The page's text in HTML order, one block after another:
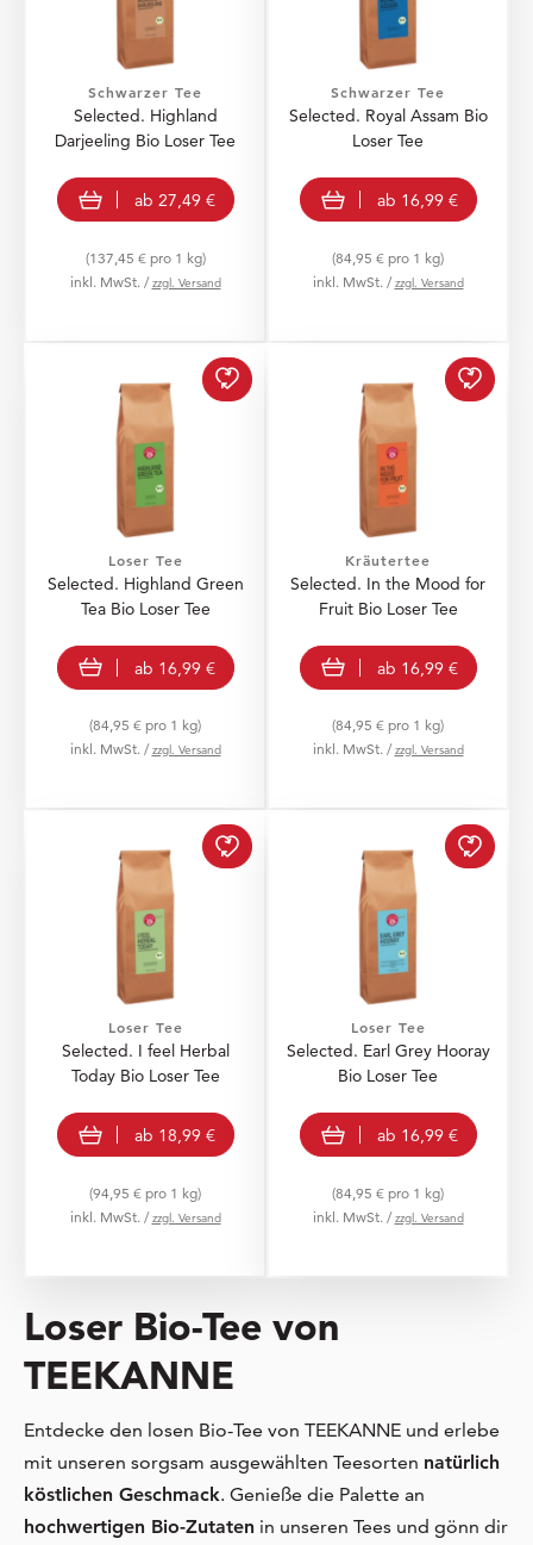
Schwarzer Tee
Selected. Highland
Darjeeling Bio Loser Tee
view product
ab 27,49 €
(137,45 € pro 1 kg)
inkl. MwSt. /zzgl. Versand
Schwarzer Tee
Selected. Royal Assam Bio
Loser Tee
view product
ab 16,99 €
(84,95 € pro 1 kg)
inkl. MwSt. /zzgl. Versand
Selected. Highland
Loser Tee
Selected. Highland Green
Tea Bio Loser Tee
view product
ab 16,99 €
(84,95 € pro 1 kg)
inkl. MwSt. /zzgl. Versand
Kräutertee
Selected. In the Mood for
Fruit Bio Loser Tee
view product
ab 16,99 €
(84,95 € pro 1 kg)
inkl. MwSt. /zzgl. Versand
Selected. I feel Herbal
Loser Tee
Selected. I feel Herbal
Today Bio Loser Tee
view product
ab 18,99 €
(94,95 € pro 1 kg)
inkl. MwSt. /zzgl. Versand
Loser Tee
Selected. Earl Grey Hooray
Bio Loser Tee
view product
ab 16,99 €
(84,95 € pro 1 kg)
inkl. MwSt. /zzgl. Versand
Loser Bio-Tee von
TEEKANNE
Entdecke den losen Bio-Tee von TEEKANNE und erlebe
mit unseren sorgsam ausgewählten Teesorten natürlich
köstlichen Geschmack. Genieße die Palette an
hochwertigen Bio-Zutaten in unseren Tees und gönn dir